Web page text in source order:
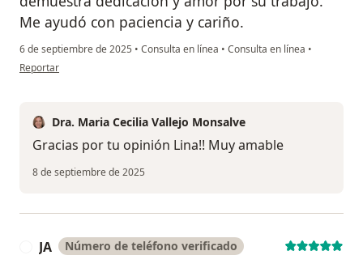
Me ayudó con paciencia y cariño.
6 de septiembre de 2025 • Consulta en línea • Consulta en línea •
en opinión del usuario Lina L.
Reportar
Dra. Maria Cecilia Vallejo Monsalve
Gracias por tu opinión Lina!! Muy amable
8 de septiembre de 2025
JA Número de teléfono verificado